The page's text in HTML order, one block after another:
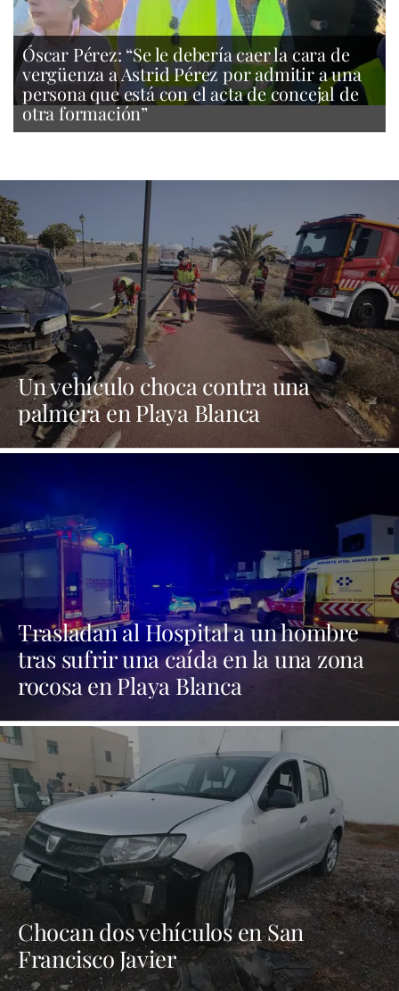
Óscar Pérez: “Se le debería caer la cara de
vergüenza a Astrid Pérez por admitir a una
persona que está con el acta de concejal de
otra formación”
Un vehículo choca contra una
palmera en Playa Blanca
Trasladan al Hospital a un hombre
tras sufrir una caída en la una zona
rocosa en Playa Blanca
Chocan dos vehículos en San
Francisco Javier